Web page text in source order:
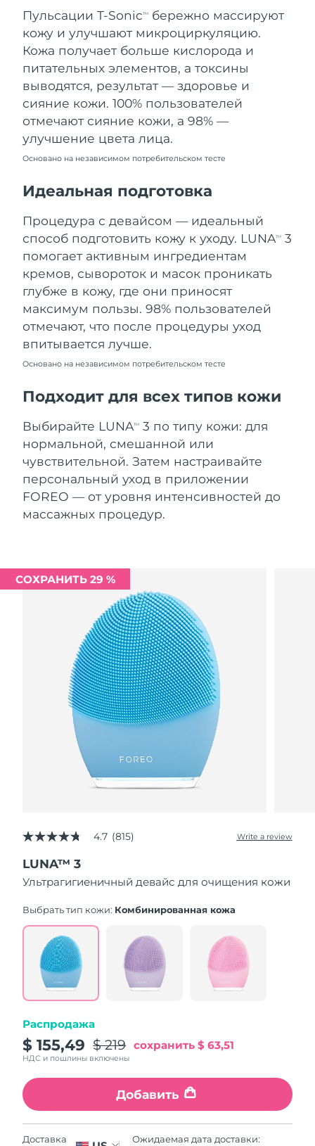
Пульсации T-SonicTM
бережно массируют
кожу и улучшают микроциркуляцию.
Кожа получает больше кислорода и
питательных элементов, а токсины
выводятся, результат — здоровье и
сияние кожи. 100% пользователей
отмечают сияние кожи, а 98% —
улучшение цвета лица.
Основано на независимом потребительском тесте
Идеальная подготовка
Процедура с девайсом — идеальный
способ подготовить кожу к уходу. LUNATM
3
помогает активным ингредиентам
кремов, сывороток и масок проникать
глубже в кожу, где они приносят
максимум пользы. 98% пользователей
отмечают, что после процедуры уход
впитывается лучше.
Основано на независимом потребительском тесте
Подходит для всех типов кожи
Выбирайте LUNATM
3 по типу кожи: для
нормальной, смешанной или
чувствительной. Затем настраивайте
персональный уход в приложении
FOREO — от уровня интенсивностей до
массажных процедур.
СОХРАНИТЬ 29 %
4.7
of
5
stars,
rating
Read
Reviews.
Same
page
link.
4.7 (815) Write a review
LUNA™ 3
Ультрагигиеничный девайс для очищения кожи
Выбрать тип кожи: Комбинированная кожа
Распродажа
$ 155,49 $ 219 сохранить$ 63,51
НДС и пошлины включены
Добавить
Доставка
Ожидаемая дата доставки:
Республика Корея
Ожидаемая дата доставки
10.08.2026
Ожидаемая дата доставки
08.08.2026
Швеция
Ожидаемая дата доставки
08.08.2026
Швейцария
Ожидаемая дата доставки
Тайвань
Таиланд
Ожидаемая дата доставки
12.08.2026
Турция
Ожидаемая дата доставки
09.08.2026
ОАЭ
Ожидаемая дата доставки
Великобритания
Соединенные
Штаты
Ожидаемая дата доставки
09.08.2026
Узбекистан
Ожидаемая дата доставки
Вьетнам
Ожидаемая дата доставки
14.08.2026